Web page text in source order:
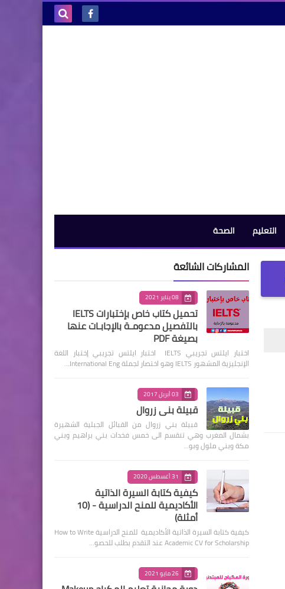
التعليم الصحة
المشاركات الشائعة
08 يناير 2021
تحميل كتاب خاص بإختبارات IELTS
بالتفصيل مدعومـة بالإجابـات عنها
بصيغة PDF
اختبار ايلتس تجريبي IELTS اختبار ايلتس تجريبي إختبار اللغة
الإنجليزية المشهور IELTS وهو اختصار لجملة International Eng…
03 أبريل 2017
قبيلة بني زروال
قبيلة بني زروال من القبائل الجبلية الشهيرة
بشمال المغرب وهي تنقسم الى خمس فخدات بني براهيم وبني
مكة وبني ملول وبو…
31 أغسطس 2020
كيفية كتابة السيرة الذاتية
الأكاديمية للمنح الدراسية - (10
أمثلة)
كيفية كتابة السيرة الذاتية الأكاديمية للمنح الدراسية How to Write
Academic CV for Scholarship عند التقدم بطلب للحصو…
26 مايو 2021